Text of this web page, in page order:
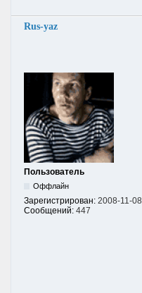
Rus-yaz
Пользователь
Оффлайн
Зарегистрирован: 2008-11-08
Сообщений: 447